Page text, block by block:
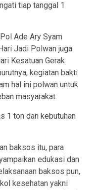
tiap tanggal 1
Ade Ary Syam
Jadi Polwan juga
Kesatuan Gerak
kegiatan bakti
hal ini polwan untuk
masyarakat.
1 ton dan kebutuhan
baksos itu, para
edukasi dan
baksos pun,
kesehatan yakni